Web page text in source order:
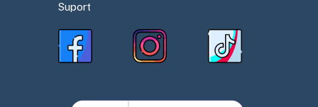
Suport